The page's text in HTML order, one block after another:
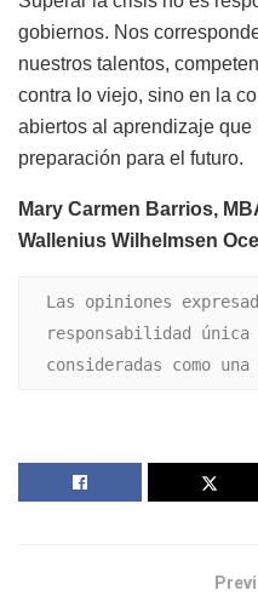
gobiernos. Nos
nuestros talentos,
contra lo viejo, sino en la
abiertos al aprendizaje
preparación para el futuro.
Mary Carmen Barrios,
Wallenius Wilhelmsen
Las opiniones
responsabilidad
consideradas como